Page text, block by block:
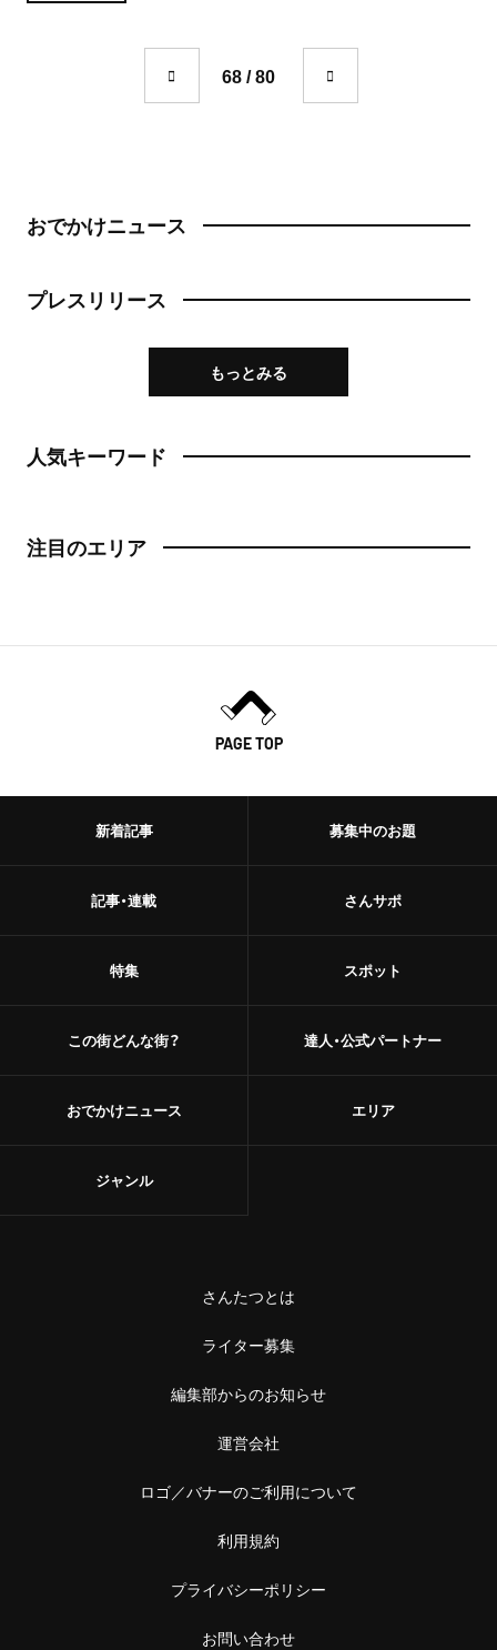
68 / 80
おでかけニュース
プレスリリース
もっとみる
人気キーワード
注目のエリア
PAGE TOP
新着記事
記事・連載
特集
この街どんな街？
おでかけニュース
募集中のお題
さんサポ
スポット
達人・公式パートナー
エリア
ジャンル
さんたつとは
ライター募集
編集部からのお知らせ
運営会社
ロゴ／バナーのご利用について
利用規約
プライバシーポリシー
お問い合わせ